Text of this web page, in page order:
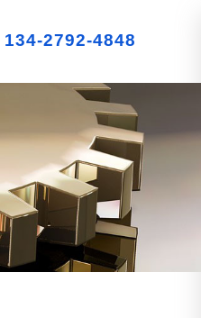
134-2792-4848